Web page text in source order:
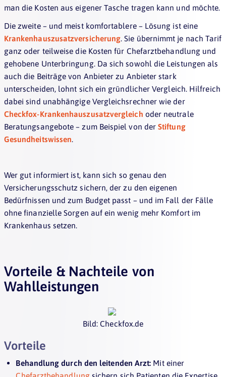
man die Kosten aus eigener Tasche tragen kann und möchte.
Die zweite – und meist komfortablere – Lösung ist eine
Krankenhauszusatzversicherung. Sie übernimmt je nach Tarif
ganz oder teilweise die Kosten für Chefarztbehandlung und
gehobene Unterbringung. Da sich sowohl die Leistungen als
auch die Beiträge von Anbieter zu Anbieter stark
unterscheiden, lohnt sich ein gründlicher Vergleich. Hilfreich
dabei sind unabhängige Vergleichsrechner wie der
Checkfox-Krankenhauszusatzvergleich oder neutrale
Beratungsangebote – zum Beispiel von derStiftung
Gesundheitswissen.
Wer gut informiert ist, kann sich so genau den
Versicherungsschutz sichern, der zu den eigenen
Bedürfnissen und zum Budget passt – und im Fall der Fälle
ohne finanzielle Sorgen auf ein wenig mehr Komfort im
Krankenhaus setzen.
Vorteile & Nachteile von
Wahlleistungen
Bild: Checkfox.de
Vorteile
Behandlung durch den leitenden Arzt: Mit einer